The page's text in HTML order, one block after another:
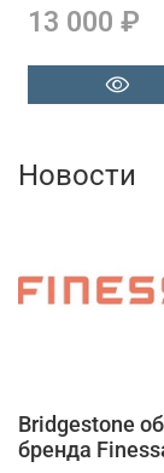
13 000 ₽
Новости
Bridgestone
бренда